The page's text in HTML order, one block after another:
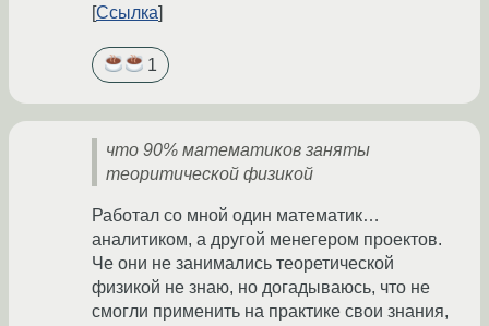
Ссылка
1
что 90% математиков заняты
теоритической физикой
Работал со мной один математик…
аналитиком, а другой менегером проектов.
Че они не занимались теоретической
физикой не знаю, но догадываюсь, что не
смогли применить на практике свои знания,